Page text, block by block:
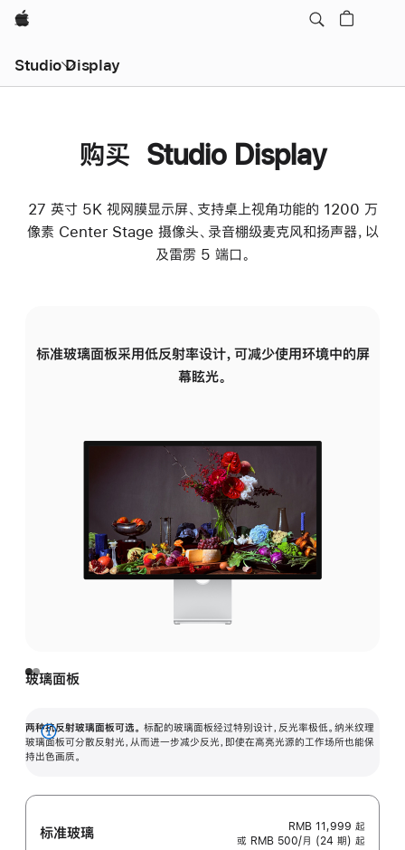
Apple
Studio Display
购买 Studio Display
27 英寸 5K 视网膜显示屏、支持桌上视角功能的 1200 万
像素 Center Stage 摄像头、录音棚级麦克风和扬声器，以
及雷雳 5 端口。
标准玻璃面板采用低反射率设计，可减少使用环境中的屏
幕眩光。
玻璃面板
两种抗反射玻璃面板可选。 标配的玻璃面板经过特别设计，反光率极低。纳米纹理
玻璃面板可分散反射光，从而进一步减少反光，即使在高亮光源的工作场所也能保
持出色画质。
展
开
标准玻璃 RMB 11,999 起
或 RMB 500/月 (24 期) 起